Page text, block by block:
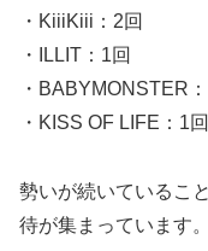
・KiiiKiii：2回
・ILLIT：1回
・BABYMONSTER
・KISS OF LIFE：1回
勢いが続いているこ
待が集まっています。